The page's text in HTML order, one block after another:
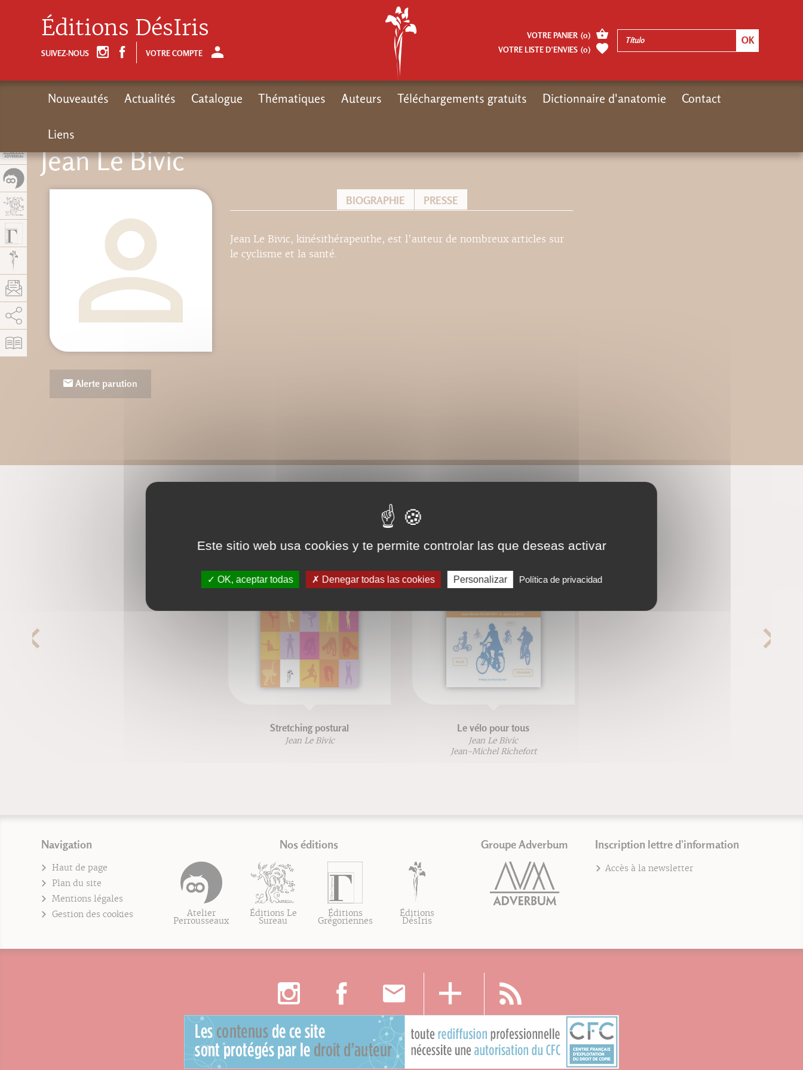
Jean Le Bivic
Alerte parution
BIOGRAPHIE PRESSE
Jean Le Bivic, kinésithérapeuthe, est l'auteur de nombreux articles sur
le cyclisme et la santé.
BIBLIOGRAPHIE
Stretching postural
Jean Le Bivic
Le vélo pour tous
Jean Le Bivic
Jean-Michel Richefort
Navigation
Haut de page
Plan du site
Mentions légales
Gestion des cookies
Nos éditions
Atelier
Perrousseaux
Éditions Le
Sureau
Éditions
Grégoriennes
Éditions
DésIris
Groupe Adverbum Inscription lettre d'information
Accès à la newsletter
Éditions DésIris
SUIVEZ-NOUS VOTRE COMPTE
VOTRE PANIER (0)
VOTRE LISTE D’ENVIES (0)
Nouveautés Actualités Catalogue Thématiques Auteurs Téléchargements gratuits Dictionnaire d'anatomie Contact
Liens
AddThis está deshabilitado. Permitir
Este sitio web usa cookies y te permite controlar las que deseas activar
OK, aceptar todas Denegar todas las cookies Personalizar Política de privacidad